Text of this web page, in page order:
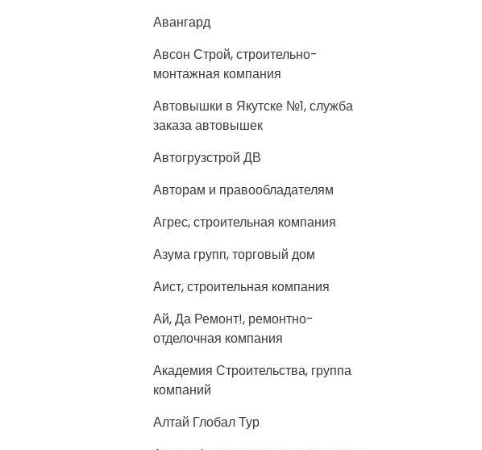
Авангард
Авсон Строй, строительно-
монтажная компания
Автовышки в Якутске №1, служба
заказа автовышек
Автогрузстрой ДВ
Авторам и правообладателям
Агрес, строительная компания
Азума групп, торговый дом
Аист, строительная компания
Ай, Да Ремонт!, ремонтно-
отделочная компания
Академия Строительства, группа
компаний
Алтай Глобал Тур